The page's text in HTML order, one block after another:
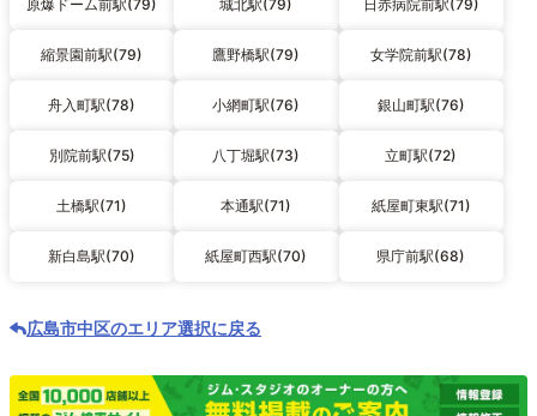
原爆ドーム前駅(79) 城北駅(79) 日赤病院前駅(79)
縮景園前駅(79) 鷹野橋駅(79) 女学院前駅(78)
舟入町駅(78) 小網町駅(76) 銀山町駅(76)
別院前駅(75) 八丁堀駅(73) 立町駅(72)
土橋駅(71) 本通駅(71) 紙屋町東駅(71)
新白島駅(70) 紙屋町西駅(70) 県庁前駅(68)
広島市中区のエリア選択に戻る